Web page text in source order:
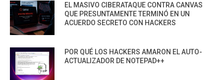
EL MASIVO CIBERATAQUE CONTRA CANVAS
QUE PRESUNTAMENTE TERMINÓ EN UN
ACUERDO SECRETO CON HACKERS
POR QUÉ LOS HACKERS AMARON EL AUTO-
ACTUALIZADOR DE NOTEPAD++